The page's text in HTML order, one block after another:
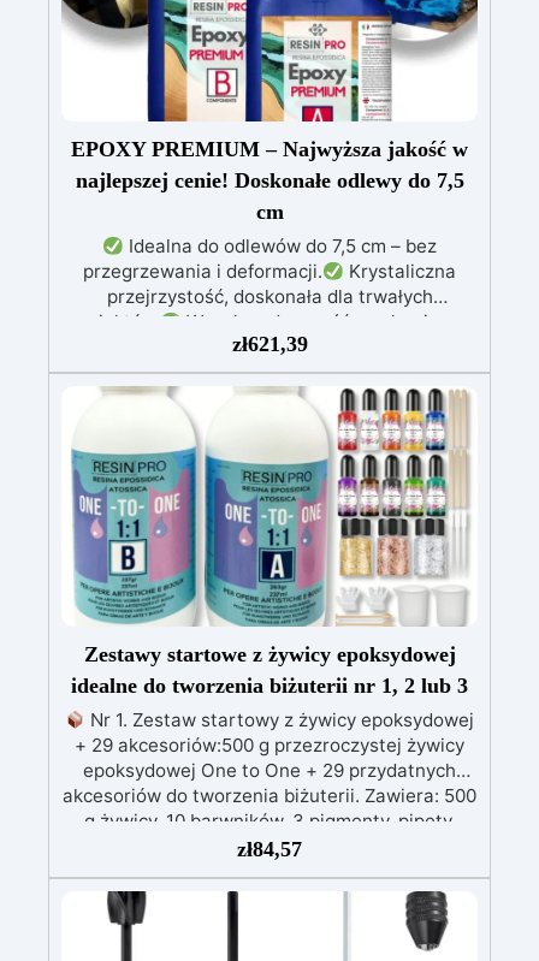
EPOXY PREMIUM – Najwyższa jakość w
najlepszej cenie! Doskonałe odlewy do 7,5
cm
Idealna do odlewów do 7,5 cm – bez
przegrzewania i deformacji.
Krystaliczna
przejrzystość, doskonała dla trwałych
projektów.
Wysoka odporność mechaniczna
na zarysowania i zużycie, zapewniająca
długowieczność.
Zaawansowana ochrona UV,
zapobiegająca żółknięciu w czasie.
Formuła o
niskiej lepkości, umożliwiająca dłuższą obróbkę
i łatwe poprawki.
zł621,39
Zestawy startowe z żywicy epoksydowej
idealne do tworzenia biżuterii nr 1, 2 lub 3
Nr 1. Zestaw startowy z żywicy epoksydowej
+ 29 akcesoriów:500 g przezroczystej żywicy
epoksydowej One to One + 29 przydatnych
akcesoriów do tworzenia biżuterii. Zawiera: 500
g żywicy, 10 barwników, 3 pigmenty, pipety,
Nr 2. Zestaw startowy z żywicy epoksydowej
+ 100 akcesoriów:500 g przezroczystej żywicy
epoksydowej One to One + 100 przydatnych
akcesoriów do tworzenia biżuterii. Zawiera: 500
zł84,57